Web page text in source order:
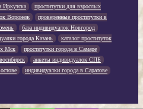
проститутки для взрослых
Воронеж
проверенные проститутки в
база индивидуалок Новгород
города Казань
каталог проституток
Мск
проститутки города в Самаре
анкеты индивидуалок СПБ
индивидуалки города в Саратове